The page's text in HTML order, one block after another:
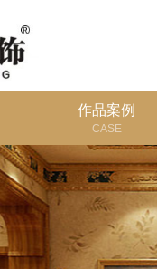
作品案例
CASE